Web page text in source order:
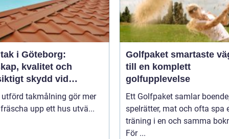
i Göteborg:
kvalitet och
skydd vid
i Göteborg
utförd takmålning gör mer
upp ett hus utvä...
Golfpaket smartaste vägen
till en komplett
golfupplevelse
Ett Golfpaket samlar
spelrätter, mat och ofta spa
träning i en och samma
För ...